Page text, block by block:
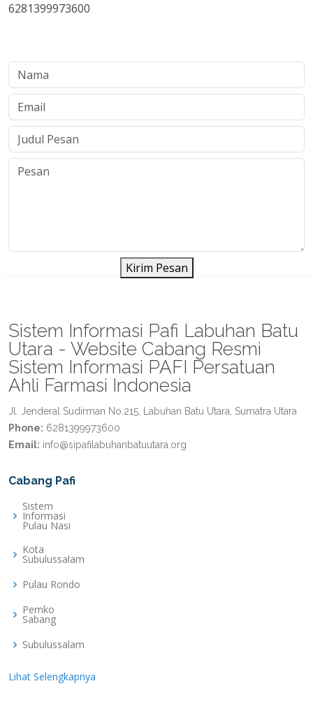
6281399973600
Kirim Pesan
Sistem Informasi Pafi Labuhan Batu
Utara - Website Cabang Resmi
Sistem Informasi PAFI Persatuan
Ahli Farmasi Indonesia
Jl. Jenderal Sudirman No.215, Labuhan Batu Utara, Sumatra Utara
Phone: 6281399973600
Email: info@sipafilabuhanbatuutara.org
Cabang Pafi
Sistem
Informasi
Pulau Nasi
Kota
Subulussalam
Pulau Rondo
Pemko
Sabang
Subulussalam
Lihat Selengkapnya